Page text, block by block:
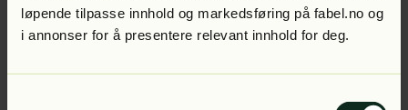
løpende tilpasse innhold og markedsføring på fabel.no og
i annonser for å presentere relevant innhold for deg.